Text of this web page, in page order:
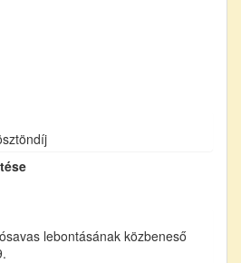
lebontásának közbeneső